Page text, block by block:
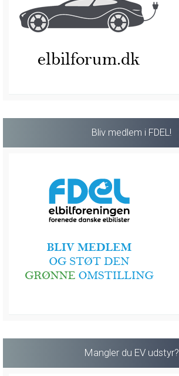
Bliv medlem i FDEL!
Mangler du EV udstyr?